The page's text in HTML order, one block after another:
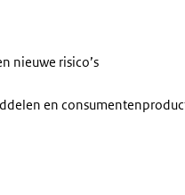
nieuwe risico’s
en